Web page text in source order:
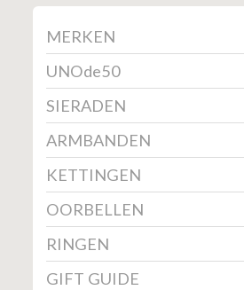
MERKEN
UNOde50
SIERADEN
ARMBANDEN
KETTINGEN
OORBELLEN
RINGEN
GIFT GUIDE